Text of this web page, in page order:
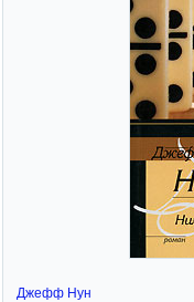
Джефф Нун